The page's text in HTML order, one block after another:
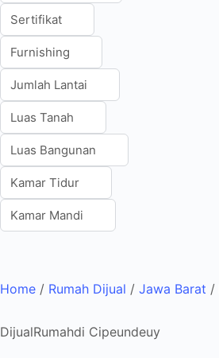
Home / Rumah Dijual / Jawa Barat /
DijualRumahdi Cipeundeuy